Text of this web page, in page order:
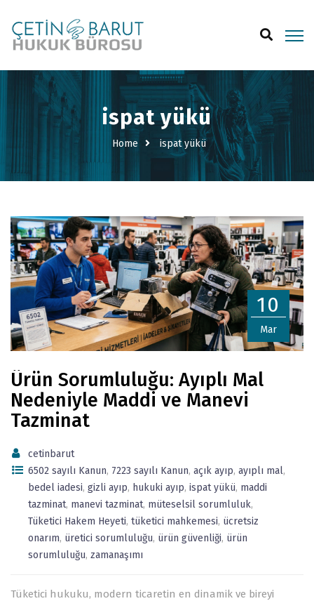
ispat yükü
Home ispat yükü
10
Mar
Ürün Sorumluluğu: Ayıplı Mal
Nedeniyle Maddi ve Manevi
Tazminat
cetinbarut
6502 sayılı Kanun, 7223 sayılı Kanun, açık ayıp, ayıplı mal,
bedel iadesi, gizli ayıp, hukuki ayıp, ispat yükü, maddi
tazminat, manevi tazminat, müteselsil sorumluluk,
Tüketici Hakem Heyeti, tüketici mahkemesi, ücretsiz
onarım, üretici sorumluluğu, ürün güvenliği, ürün
sorumluluğu, zamanaşımı
Tüketici hukuku, modern ticaretin en dinamik ve bireyi